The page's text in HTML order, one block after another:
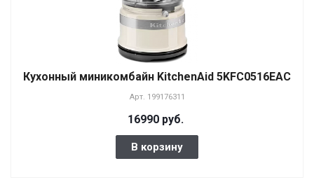
Кухонный миникомбайн KitchenAid 5KFC0516EAC
Арт. 199176311
16990 руб.
В корзину